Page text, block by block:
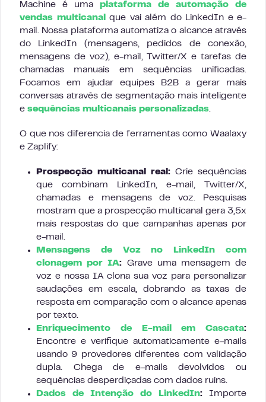
Machine é uma plataforma de automação de
vendas multicanal
que vai além do LinkedIn e e-
mail. Nossa plataforma automatiza o alcance através
do LinkedIn (mensagens, pedidos de conexão,
mensagens de voz), e-mail, Twitter/X e tarefas de
chamadas manuais em sequências unificadas.
Focamos em ajudar equipes B2B a gerar mais
conversas através de segmentação mais inteligente
e sequências multicanais personalizadas.
O que nos diferencia de ferramentas como Waalaxy
e Zaplify:
Prospecção multicanal real: Crie sequências
que combinam LinkedIn, e-mail, Twitter/X,
chamadas e mensagens de voz. Pesquisas
mostram que a prospecção multicanal gera 3,5x
mais respostas do que campanhas apenas por
e-mail.
Mensagens de Voz no LinkedIn com
clonagem por IA: Grave uma mensagem de
voz e nossa IA clona sua voz para personalizar
saudações em escala, dobrando as taxas de
resposta em comparação com o alcance apenas
por texto.
Enriquecimento de E-mail em Cascata:
Encontre e verifique automaticamente e-mails
usando 9 provedores diferentes com validação
dupla. Chega de e-mails devolvidos ou
sequências desperdiçadas com dados ruins.
Dados de Intenção do LinkedIn: Importe